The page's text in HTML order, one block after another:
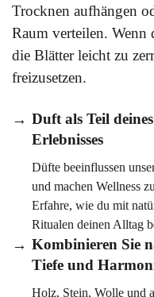
Trocknen aufhängen
Raum verteilen. Wenn
die Blätter leicht zu
freizusetzen.
Duft als Teil
Erlebnisses
Düfte beeinflussen
und machen Wellness
Erfahre, wie du mit
Ritualen deinen Alltag
Kombinieren Sie
Tiefe und
Holz, Stein, Wolle und